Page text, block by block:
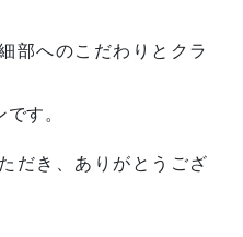
部へのこだわりとクラ
す。
だき、ありがとうござ